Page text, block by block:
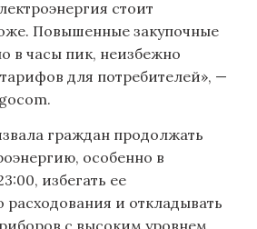
стоит
Повышенные закупочные
в часы пик, неизбежно
для потребителей», —
граждан продолжать
особенно в
избегать ее
расходования и откладывать
с высоким уровнем